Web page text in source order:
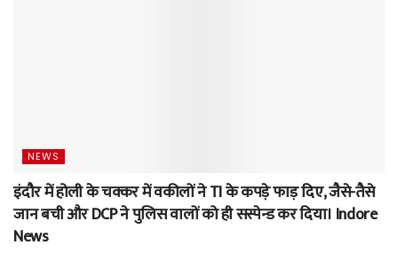
NEWS
इंदौर में होली के चक्कर में वकीलों ने TI के कपड़े फाड़ दिए, जैसे-तैसे
जान बची और DCP ने पुलिस वालों को ही सस्पेन्ड कर दिया। Indore
News